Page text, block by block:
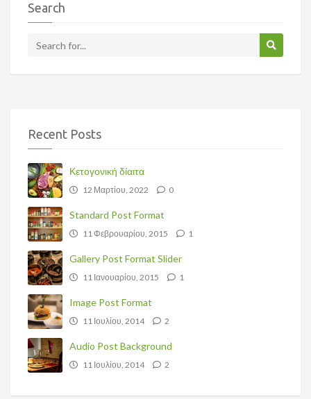
Search
Recent Posts
Κετογονική δίαιτα
12 Μαρτίου, 2022 0
Standard Post Format
11 Φεβρουαρίου, 2015 1
Gallery Post Format Slider
11 Ιανουαρίου, 2015 1
Image Post Format
11 Ιουλίου, 2014 2
Audio Post Background
11 Ιουλίου, 2014 2